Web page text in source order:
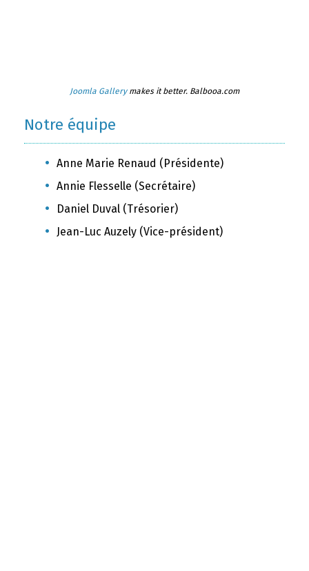
Joomla Gallerymakes it better. Balbooa.com
Notre équipe
Anne Marie Renaud (Présidente)
Annie Flesselle (Secrétaire)
Daniel Duval (Trésorier)
Jean-Luc Auzely (Vice-président)